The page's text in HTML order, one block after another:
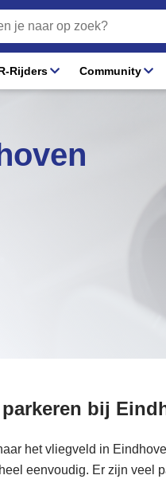
Rijders Community
bij
het vliegveld in
eenvoudig. Er zijn veel